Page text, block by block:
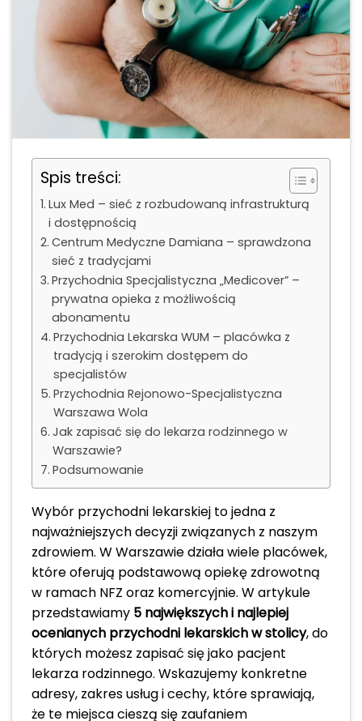
Spis treści:
Lux Med – sieć z rozbudowaną infrastrukturą
i dostępnością
Centrum Medyczne Damiana – sprawdzona
sieć z tradycjami
Przychodnia Specjalistyczna „Medicover” –
prywatna opieka z możliwością
abonamentu
Przychodnia Lekarska WUM – placówka z
tradycją i szerokim dostępem do
specjalistów
Przychodnia Rejonowo-Specjalistyczna
Warszawa Wola
Jak zapisać się do lekarza rodzinnego w
Warszawie?
Podsumowanie
Wybór przychodni lekarskiej to jedna z
najważniejszych decyzji związanych z naszym
zdrowiem. W Warszawie działa wiele placówek,
które oferują podstawową opiekę zdrowotną
w ramach NFZ oraz komercyjnie. W artykule
przedstawiamy 5 największych i najlepiej
ocenianych przychodni lekarskich w stolicy, do
których możesz zapisać się jako pacjent
lekarza rodzinnego. Wskazujemy konkretne
adresy, zakres usług i cechy, które sprawiają,
że te miejsca cieszą się zaufaniem